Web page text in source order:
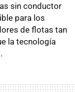
sin conductor
para los
de flotas tan
la tecnología